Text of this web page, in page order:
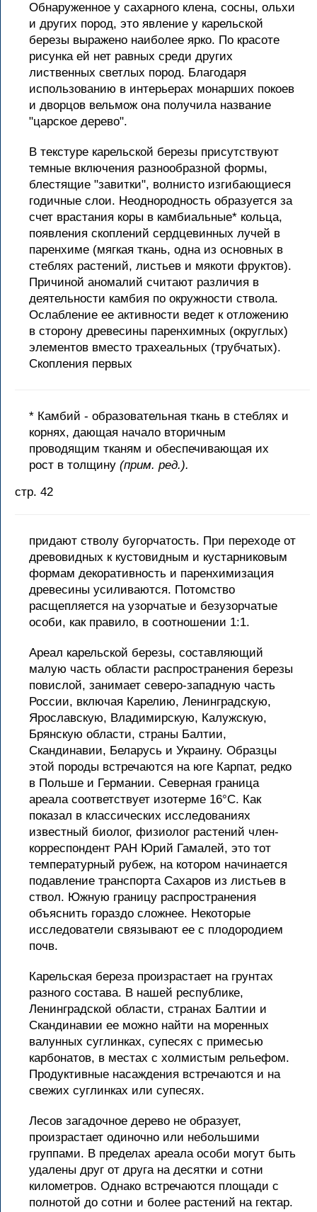
Обнаруженное у сахарного клена, сосны, ольхи
и других пород, это явление у карельской
березы выражено наиболее ярко. По красоте
рисунка ей нет равных среди других
лиственных светлых пород. Благодаря
использованию в интерьерах монарших покоев
и дворцов вельмож она получила название
"царское дерево".
В текстуре карельской березы присутствуют
темные включения разнообразной формы,
блестящие "завитки", волнисто изгибающиеся
годичные слои. Неоднородность образуется за
счет врастания коры в камбиальные* кольца,
появления скоплений сердцевинных лучей в
паренхиме (мягкая ткань, одна из основных в
стеблях растений, листьев и мякоти фруктов).
Причиной аномалий считают различия в
деятельности камбия по окружности ствола.
Ослабление ее активности ведет к отложению
в сторону древесины паренхимных (округлых)
элементов вместо трахеальных (трубчатых).
Скопления первых
* Камбий - образовательная ткань в стеблях и
корнях, дающая начало вторичным
проводящим тканям и обеспечивающая их
рост в толщину (прим. ред.).
стр. 42
придают стволу бугорчатость. При переходе от
древовидных к кустовидным и кустарниковым
формам декоративность и паренхимизация
древесины усиливаются. Потомство
расщепляется на узорчатые и безузорчатые
особи, как правило, в соотношении 1:1.
Ареал карельской березы, составляющий
малую часть области распространения березы
повислой, занимает северо-западную часть
России, включая Карелию, Ленинградскую,
Ярославскую, Владимирскую, Калужскую,
Брянскую области, страны Балтии,
Скандинавии, Беларусь и Украину. Образцы
этой породы встречаются на юге Карпат, редко
в Польше и Германии. Северная граница
ареала соответствует изотерме 16°С. Как
показал в классических исследованиях
известный биолог, физиолог растений член-
корреспондент РАН Юрий Гамалей, это тот
температурный рубеж, на котором начинается
подавление транспорта Сахаров из листьев в
ствол. Южную границу распространения
объяснить гораздо сложнее. Некоторые
исследователи связывают ее с плодородием
почв.
Карельская береза произрастает на грунтах
разного состава. В нашей республике,
Ленинградской области, странах Балтии и
Скандинавии ее можно найти на моренных
валунных суглинках, супесях с примесью
карбонатов, в местах с холмистым рельефом.
Продуктивные насаждения встречаются и на
свежих суглинках или супесях.
Лесов загадочное дерево не образует,
произрастает одиночно или небольшими
группами. В пределах ареала особи могут быть
удалены друг от друга на десятки и сотни
километров. Однако встречаются площади с
полнотой до сотни и более растений на гектар.